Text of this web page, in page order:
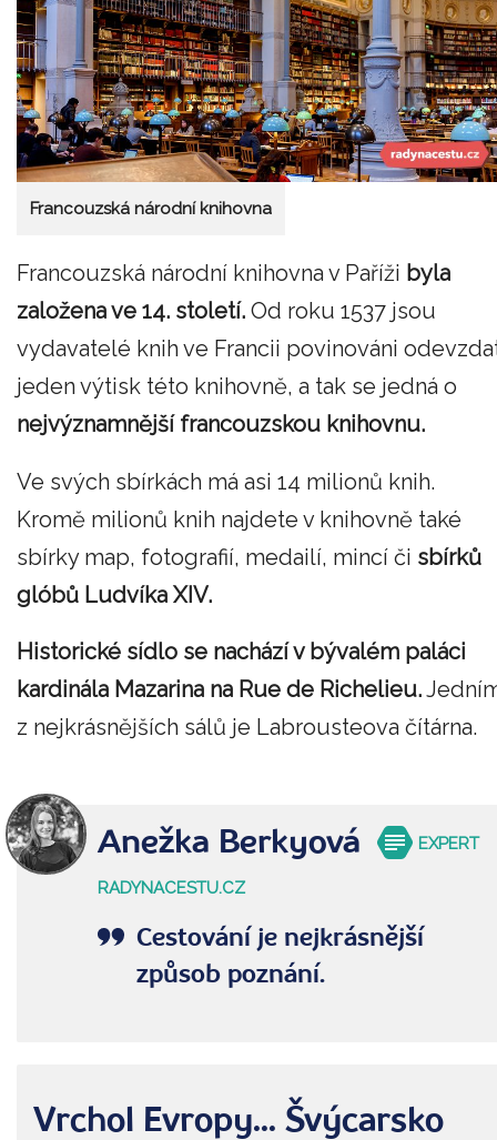
Francouzská národní knihovna
Francouzská národní knihovna v Paříži byla
založena ve 14. století. Od roku 1537 jsou
vydavatelé knih ve Francii povinováni
jeden výtisk této knihovně, a tak se jedná o
nejvýznamnější francouzskou knihovnu.
Ve svých sbírkách má asi 14 milionů knih.
Kromě milionů knih najdete v knihovně také
sbírky map, fotografií, medailí, mincí či sbírků
glóbů Ludvíka XIV.
Historické sídlo se nachází v bývalém paláci
kardinála Mazarina na Rue de Richelieu.
z nejkrásnějších sálů je Labrousteova čítárna.
Anežka Berkyová EXPERT
RADYNACESTU.CZ
Cestování je nejkrásnější
způsob poznání.
Vrchol Evropy... Švýcarsko